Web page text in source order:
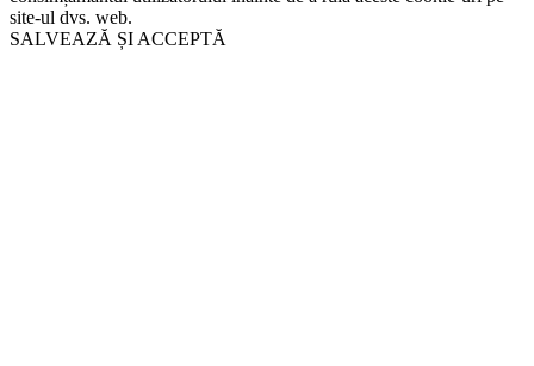
site-ul dvs. web.
SALVEAZĂ ȘI ACCEPTĂ